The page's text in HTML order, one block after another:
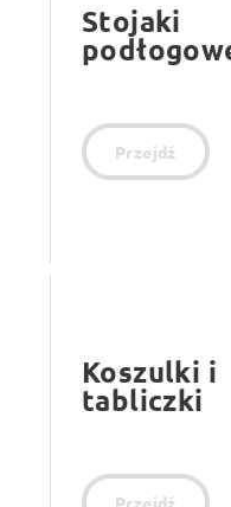
Stojaki
Przejdź
Koszulki i
tabliczki
Przejdź